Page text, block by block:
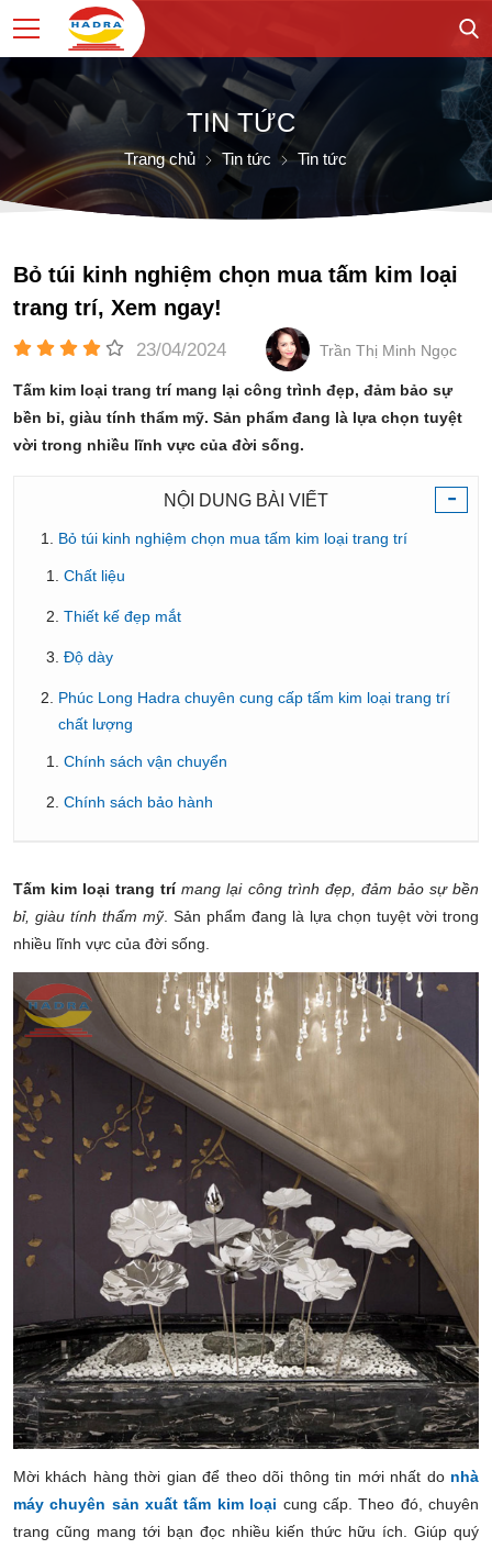
TIN TỨC
Trang chủ Tin tức Tin tức
Bỏ túi kinh nghiệm chọn mua tấm kim loại
trang trí, Xem ngay!
23/04/2024 Trần Thị Minh Ngọc
Tấm kim loại trang trí mang lại công trình đẹp, đảm bảo sự
bền bỉ, giàu tính thẩm mỹ. Sản phẩm đang là lựa chọn tuyệt
vời trong nhiều lĩnh vực của đời sống.
-
NỘI DUNG BÀI VIẾT
Bỏ túi kinh nghiệm chọn mua tấm kim loại trang trí
Chất liệu
Thiết kế đẹp mắt
Độ dày
Phúc Long Hadra chuyên cung cấp tấm kim loại trang trí
chất lượng
Chính sách vận chuyển
Chính sách bảo hành
Tấm kim loại trang trí mang lại công trình đẹp, đảm bảo sự bền
bỉ, giàu tính thẩm mỹ . Sản phẩm đang là lựa chọn tuyệt vời trong
nhiều lĩnh vực của đời sống.
Mời khách hàng thời gian để theo dõi thông tin mới nhất do nhà
máy chuyên sản xuất tấm kim loại cung cấp. Theo đó, chuyên
trang cũng mang tới bạn đọc nhiều kiến thức hữu ích. Giúp quý